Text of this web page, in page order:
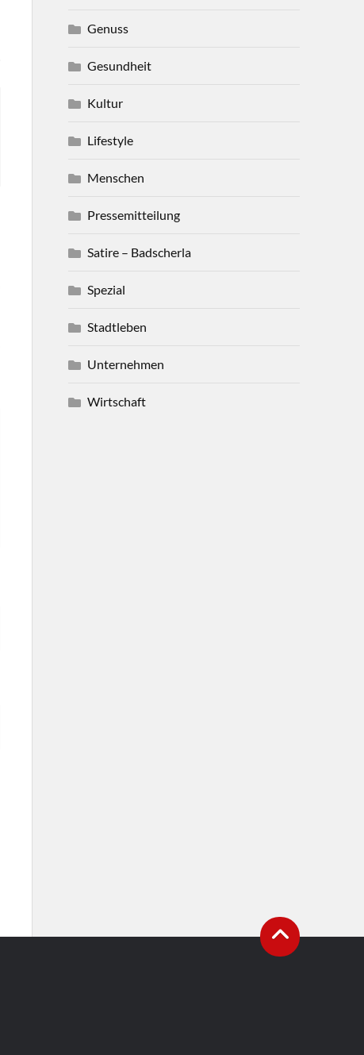
Genuss
Gesundheit
Kultur
Lifestyle
Menschen
Pressemitteilung
Satire – Badscherla
Spezial
Stadtleben
Unternehmen
Wirtschaft